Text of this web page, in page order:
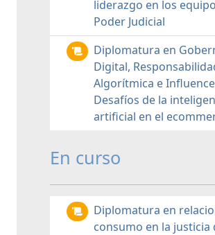
liderazgo en los
Poder Judicial
Diplomatura en
Digital,
Algorítmica e
Desafíos de la
artificial en el
En curso
Diplomatura en
consumo en la justicia